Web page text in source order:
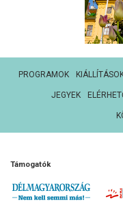
PROGRAMOK
JEGYEK
Támogatók